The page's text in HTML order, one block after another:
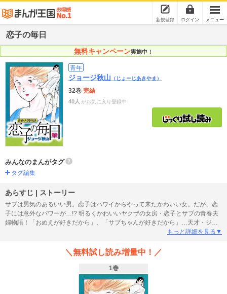
新規登録 ログイン メニュー
恋子の毎日
無料キャンペーン実施中！
青年
ジョージ秋山 （じょーじあきやま）
32巻 完結
40人 がお気に入り登録中
みんなのまんがタグ
タグ編集
あらすじ | ストーリー
サブは男気のあるいい男。恋子はハワイからやって来たかわいい女。だが、恋
子には意外なパワーが…!? 明るくかわいいヤクザの女房・恋子とサブの青春夫
婦物語！「おめえが好きだから」、「サブちゃんが好きだから」…天才・ジョ
ージ秋山が愛をこめて贈る人間喜劇！ そのあまりの濃さに、『くどき屋ジョ
先生も登場するぞ！誰なんだよう！オリの名前を言ってみろ！
もっと詳細を見る▼
＼無料試し読み増量中！／
1巻